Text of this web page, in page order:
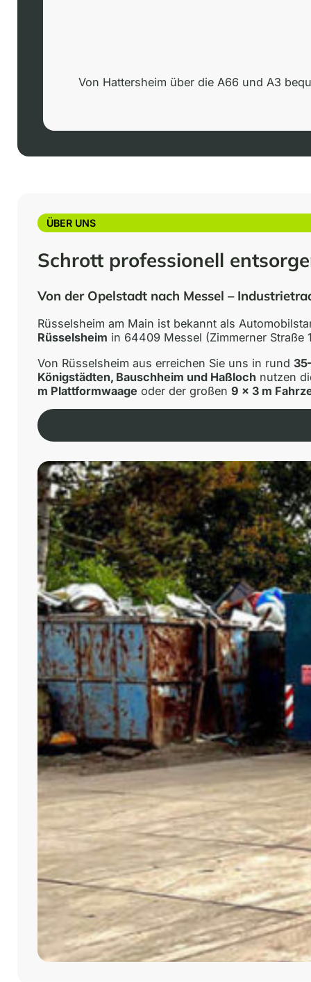
Von Hattersheim über die A66 und A3
ÜBER UNS
Schrott professionell
Von der Opelstadt nach Messel –
Rüsselsheim am Main ist bekannt als
Rüsselsheim in 64409 Messel (Zimmerner Straße
Von Rüsselsheim aus erreichen Sie uns in rund
Königstädten, Bauschheim und Haßloch nutzen
m Plattformwaage oder der großen 9 × 3 m